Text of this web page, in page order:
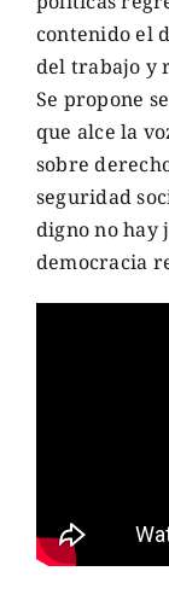
contenido el
del trabajo y
Se propone
que alce la
sobre
seguridad
digno no hay
democracia